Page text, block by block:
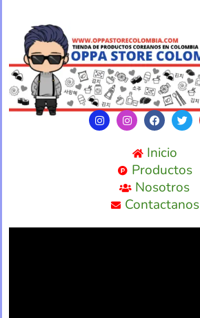
Inicio
Productos
Nosotros
Contactanos